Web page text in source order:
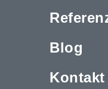
Blog
Kontakt